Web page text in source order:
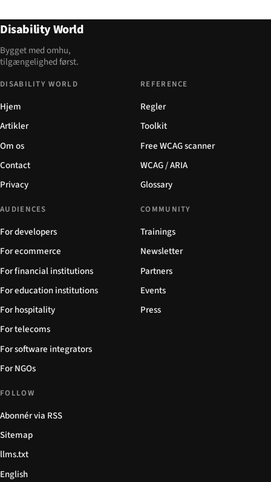
Disability World
Bygget med omhu,
tilgængelighed først.
DISABILITY WORLD
Hjem
Artikler
Om os
Contact
Privacy
REFERENCE
Regler
Toolkit
Free WCAG scanner
WCAG / ARIA
Glossary
AUDIENCES
For developers
For ecommerce
For financial institutions
For education institutions
For hospitality
For telecoms
For software integrators
For NGOs
COMMUNITY
Trainings
Newsletter
Partners
Events
Press
FOLLOW
Abonnér via RSS
Sitemap
llms.txt
English